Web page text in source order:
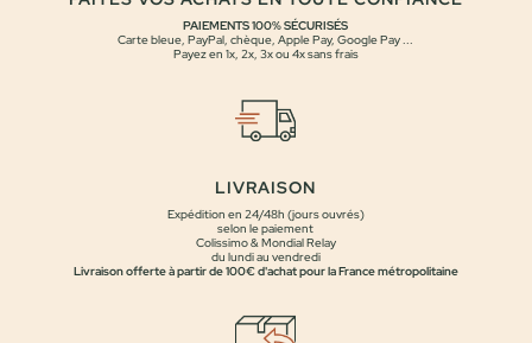
PAIEMENTS 100% SÉCURISÉS
Carte bleue, PayPal, chèque, Apple Pay, Google Pay ...
Payez en 1x, 2x, 3x ou 4x sans frais
LIVRAISON
Expédition en 24/48h (jours ouvrés)
selon le paiement
Colissimo & Mondial Relay
du lundi au vendredi
Livraison offerte à partir de 100€ d'achat pour la France métropolitaine